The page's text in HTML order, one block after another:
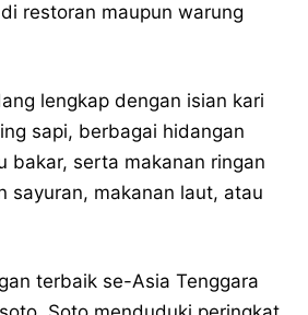
restoran maupun warung
lengkap dengan isian kari
sapi, berbagai hidangan
bakar, serta makanan ringan
sayuran, makanan laut, atau
terbaik se-Asia Tenggara